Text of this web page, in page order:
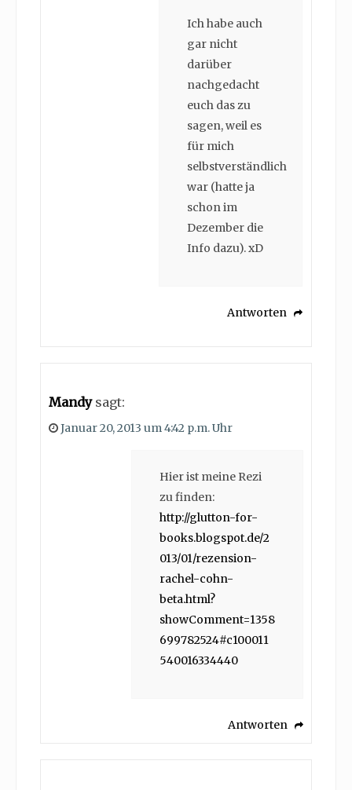
Ich habe auch
gar nicht
darüber
nachgedacht
euch das zu
sagen, weil es
für mich
selbstverständlich
war (hatte ja
schon im
Dezember die
Info dazu). xD
Antworten
Mandy sagt:
Januar 20, 2013 um 4:42 p.m. Uhr
Hier ist meine Rezi
zu finden:
http://glutton-for-
books.blogspot.de/2
013/01/rezension-
rachel-cohn-
beta.html?
showComment=1358
699782524#c100011
540016334440
Antworten